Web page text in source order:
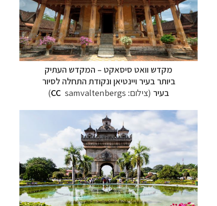
מקדש וואט סיסאקט – המקדש העתיק
ביותרבעיר ויינטיאן ונקודת התחלה לסיור
בעיר (צילום: CC samvaltenbergs)